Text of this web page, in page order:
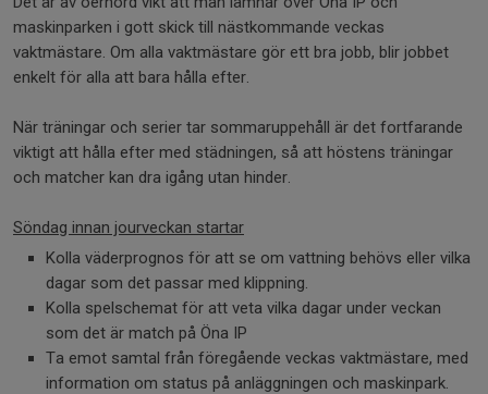
maskinparken i gott skick till nästkommande veckas
vaktmästare. Om alla vaktmästare gör ett bra jobb, blir jobbet
enkelt för alla att bara hålla efter.
När träningar och serier tar sommaruppehåll är det fortfarande
viktigt att hålla efter med städningen, så att höstens träningar
och matcher kan dra igång utan hinder.
Söndag innan jourveckan startar
Kolla väderprognos för att se om vattning behövs eller vilka
dagar som det passar med klippning.
Kolla spelschemat för att veta vilka dagar under veckan
som det är match på Öna IP
Ta emot samtal från föregående veckas vaktmästare, med
information om status på anläggningen och maskinpark.